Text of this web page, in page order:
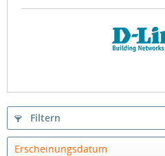
Filtern
Erscheinungsdatum